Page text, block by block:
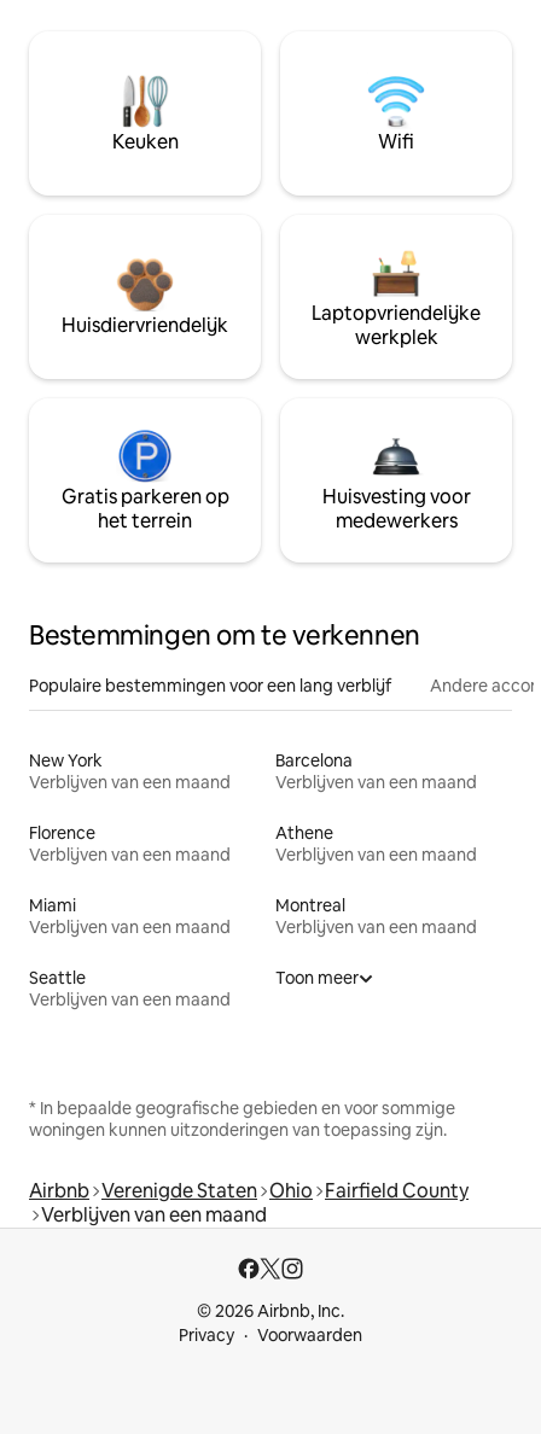
Keuken Wifi
Huisdiervriendelijk
Laptopvriendelijke
werkplek
Gratis parkeren op
het terrein
Huisvesting voor
medewerkers
Bestemmingen om te verkennen
Populaire bestemmingen voor een lang verblijf Andere
New York
Verblijven van een maand
Barcelona
Verblijven van een maand
Florence
Verblijven van een maand
Athene
Verblijven van een maand
Miami
Verblijven van een maand
Montreal
Verblijven van een maand
Seattle
Verblijven van een maand
Toon meer
* In bepaalde geografische gebieden en voor sommige
woningen kunnen uitzonderingen van toepassing zijn.
Airbnb Verenigde Staten Ohio Fairfield County
Verblijven van een maand
© 2026 Airbnb, Inc.
Privacy
Voorwaarden